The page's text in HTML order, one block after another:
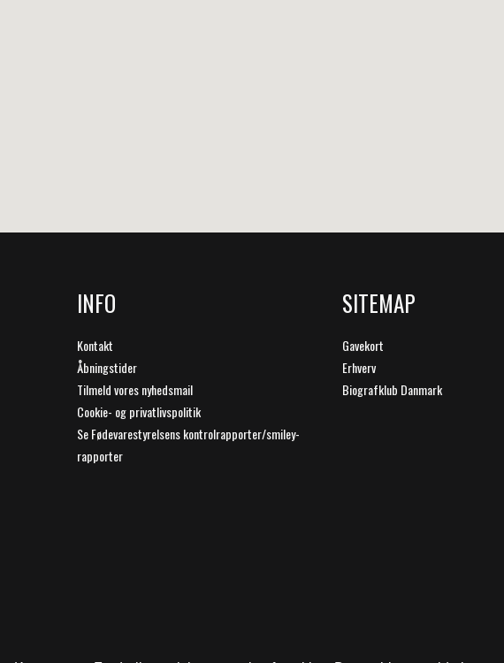
INFO
Kontakt
Åbningstider
Tilmeld vores nyhedsmail
Cookie- og privatlivspolitik
Se Fødevarestyrelsens kontrolrapporter/smiley-
rapporter
SITEMAP
Gavekort
Erhverv
Biografklub Danmark